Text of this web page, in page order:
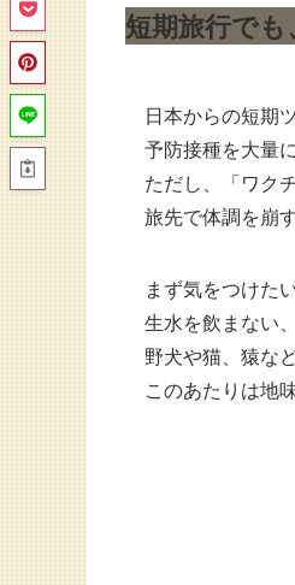
短期旅行で
日本からの短期
予防接種を大量
ただし、「ワク
旅先で体調を崩
まず気をつけた
生水を飲まない
野犬や猫、猿な
このあたりは地